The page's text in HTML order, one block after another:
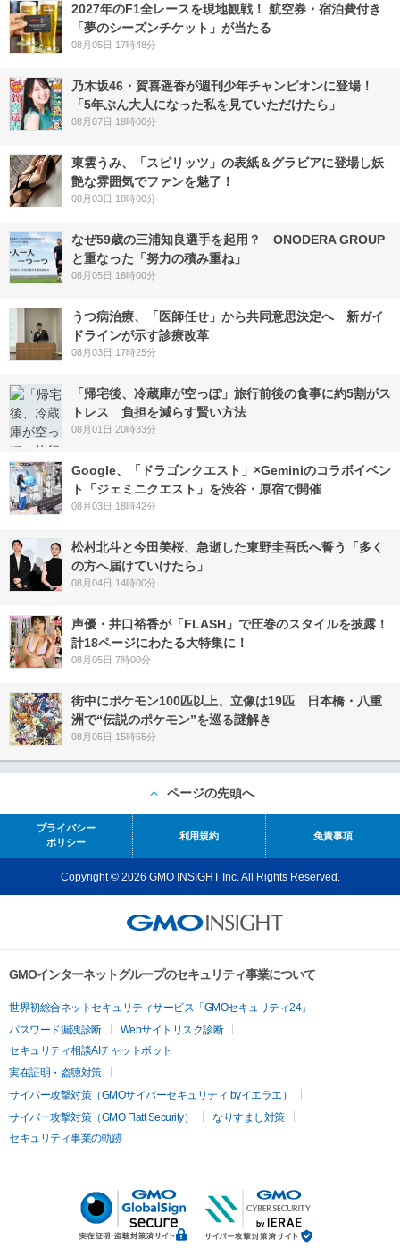
2027年のF1全レースを現地観戦！ 航空券・宿泊費付き
「夢のシーズンチケット」が当たる
08月05日 17時48分
乃木坂46・賀喜遥香が週刊少年チャンピオンに登場！
「5年ぶん大人になった私を見ていただけたら」
08月07日 18時00分
東雲うみ、「スピリッツ」の表紙＆グラビアに登場し妖
艶な雰囲気でファンを魅了！
08月03日 18時00分
なぜ59歳の三浦知良選手を起用？ ONODERA GROUP
と重なった「努力の積み重ね」
08月05日 16時00分
うつ病治療、「医師任せ」から共同意思決定へ 新ガイ
ドラインが示す診療改革
08月03日 17時25分
「帰宅後、冷蔵庫が空っぽ」旅行前後の食事に約5割がス
トレス 負担を減らす賢い方法
08月01日 20時33分
Google、「ドラゴンクエスト」×Geminiのコラボイベン
ト「ジェミニクエスト」を渋谷・原宿で開催
08月03日 18時42分
松村北斗と今田美桜、急逝した東野圭吾氏へ誓う「多く
の方へ届けていけたら」
08月04日 14時00分
声優・井口裕香が「FLASH」で圧巻のスタイルを披露！
計18ページにわたる大特集に！
08月05日 7時00分
街中にポケモン100匹以上、立像は19匹 日本橋・八重
洲で“伝説のポケモン”を巡る謎解き
08月05日 15時55分
ページの先頭へ
プライバシー
ポリシー
利用規約 免責事項
Copyright © 2026 GMO INSIGHT Inc. All Rights Reserved.
GMOインターネットグループのセキュリティ事業について
世界初総合ネットセキュリティサービス「GMOセキュリティ24」
パスワード漏洩診断
Webサイトリスク診断
セキュリティ相談AIチャットボット
実在証明・盗聴対策
サイバー攻撃対策（GMOサイバーセキュリティ byイエラエ）
サイバー攻撃対策（GMO Flatt Security）
なりすまし対策
セキュリティ事業の軌跡